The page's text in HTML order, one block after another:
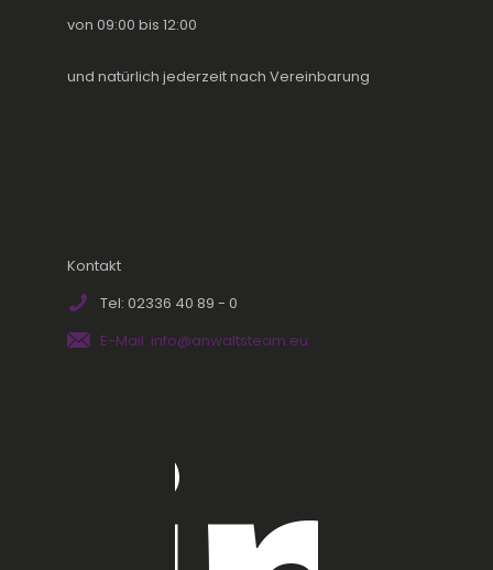
von 09:00 bis 12:00
und natürlich jederzeit nach Vereinbarung
Kontakt
Tel: 02336 40 89 - 0
E-Mail: info@anwaltsteam.eu